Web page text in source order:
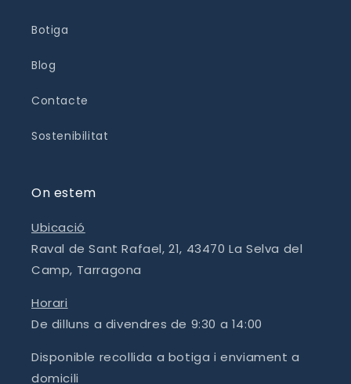
Botiga
Blog
Contacte
Sostenibilitat
On estem
Ubicació
Raval de Sant Rafael, 21, 43470 La Selva del
Camp, Tarragona
Horari
De dilluns a divendres de 9:30 a 14:00
Disponible recollida a botiga i enviament a
domicili